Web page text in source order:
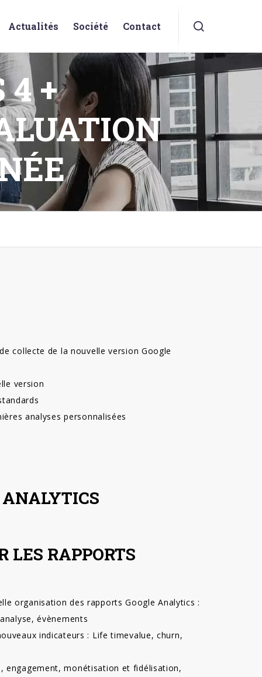
Actualités Société Contact
4 +
collecte de la nouvelle version Google
version
analyses personnalisées
ANALYTICS
LES RAPPORTS
organisation des rapports Google Analytics :
évènements
indicateurs : Life timevalue, churn,
engagement, monétisation et fidélisation,